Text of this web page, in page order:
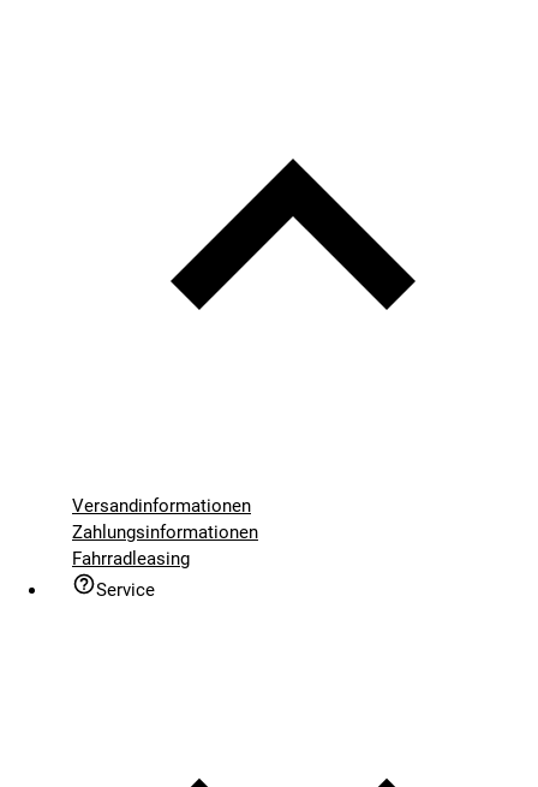
Versandinformationen
Zahlungsinformationen
Fahrradleasing
Service